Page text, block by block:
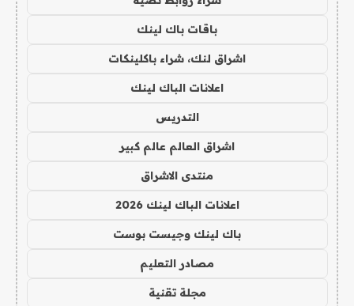
باقات باك لينك
اشراق لنك، شراء باكلينكات
اعلانات الباك لينك
التدريس
اشراق العالم عالم كبير
منتدى الاشراق
اعلانات الباك لينك 2026
باك لينك وجيست بوست
مصادر التعليم
مجلة تقنية